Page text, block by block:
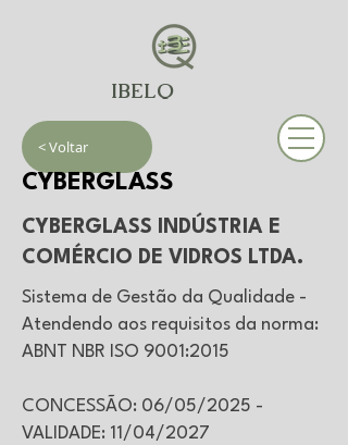
IBELQ
< Voltar
CYBERGLASS
CYBERGLASS INDÚSTRIA E
COMÉRCIO DE VIDROS LTDA.
Sistema de Gestão da Qualidade -
Atendendo aos requisitos da norma:
ABNT NBR ISO 9001:2015
CONCESSÃO: 06/05/2025 -
VALIDADE: 11/04/2027